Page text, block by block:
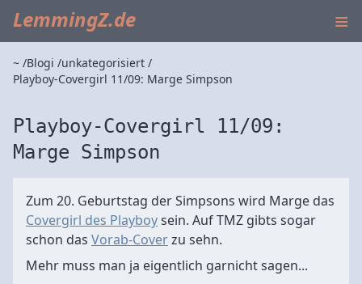
LemmingZ.de ≡
~ Blogi unkategorisiert
Playboy-Covergirl 11/09: Marge Simpson
Playboy-Covergirl 11/09:
Marge Simpson
Zum 20. Geburtstag der Simpsons wird Marge das
Covergirl des Playboysein. Auf TMZ gibts sogar
schon das Vorab-Coverzu sehn.
Mehr muss man ja eigentlich garnicht sagen...